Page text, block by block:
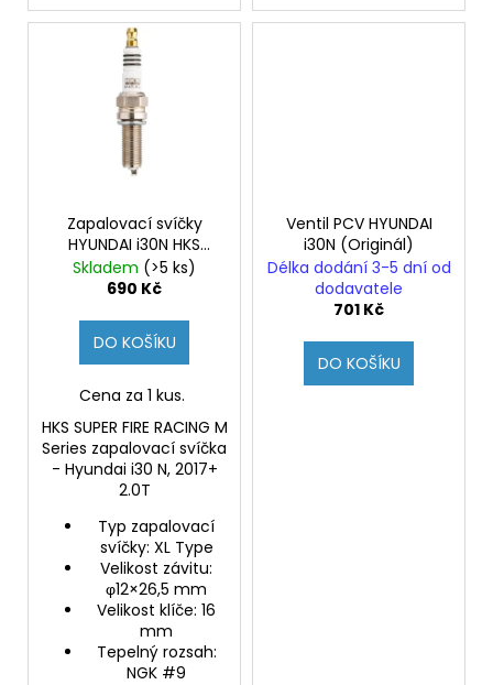
Zapalovací svíčky
HYUNDAI i30N HKS
M45XL
Skladem (>5 ks)
690 Kč
DO KOŠÍKU
Cena za 1 kus.
HKS SUPER FIRE RACING M
Series zapalovací svíčka
- Hyundai i30 N, 2017+
2.0T
Typ zapalovací
svíčky: XL Type
Velikost závitu:
φ12×26,5 mm
Velikost klíče: 16
mm
Tepelný rozsah:
NGK #9
Ventil PCV HYUNDAI
i30N (Originál)
Délka dodání 3-5 dní od
dodavatele
701 Kč
DO KOŠÍKU